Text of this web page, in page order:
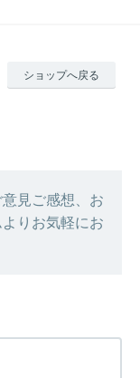
ショップへ戻る
見ご感想、お
りお気軽にお